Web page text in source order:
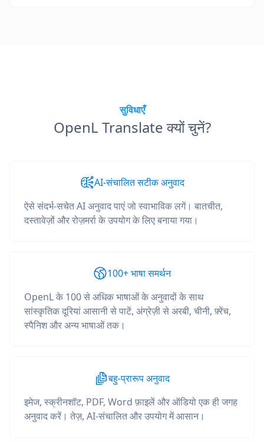
सुविधाएँ
OpenL Translate क्यों चुनें?
AI-संचालित सटीक अनुवाद
ऐसे संदर्भ-सचेत AI अनुवाद पाएं जो स्वाभाविक लगें। बातचीत,
दस्तावेज़ों और रोज़मर्रा के उपयोग के लिए बनाया गया।
100+ भाषा समर्थन
OpenL के 100 से अधिक भाषाओं के अनुवादों के साथ
सांस्कृतिक दूरियां आसानी से पाटें, अंग्रेज़ी से अरबी, चीनी, फ़्रेंच,
स्पैनिश और अन्य भाषाओं तक।
बहु-प्रारूप अनुवाद
इमेज, स्क्रीनशॉट, PDF, Word फ़ाइलें और ऑडियो एक ही जगह
अनुवाद करें। तेज़, AI-संचालित और उपयोग में आसान।